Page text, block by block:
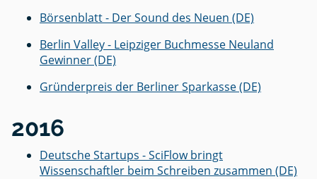
Börsenblatt - Der Sound des Neuen (DE)
Berlin Valley - Leipziger Buchmesse Neuland
Gewinner (DE)
Gründerpreis der Berliner Sparkasse (DE)
2016
Deutsche Startups - SciFlow bringt
Wissenschaftler beim Schreiben zusammen (DE)